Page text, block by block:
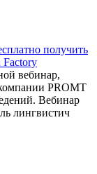
получить
Factory
вебинар,
PROMT
Вебинар
лингвистич